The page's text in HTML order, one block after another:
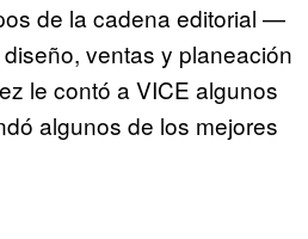
de la cadena editorial —
ventas y planeación
le contó a VICE algunos
algunos de los mejores